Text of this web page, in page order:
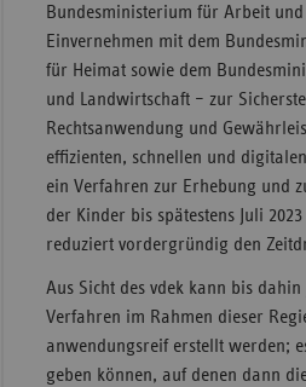
Bundesministerium für Arbeit und
Einvernehmen mit dem
für Heimat sowie dem
und Landwirtschaft – zur
Rechtsanwendung und
effizienten, schnellen und
ein Verfahren zur Erhebung und
der Kinder bis spätestens Juli
reduziert vordergründig den
Aus Sicht des vdek kann bis
Verfahren im Rahmen dieser
anwendungsreif erstellt werden;
geben können, auf denen dann